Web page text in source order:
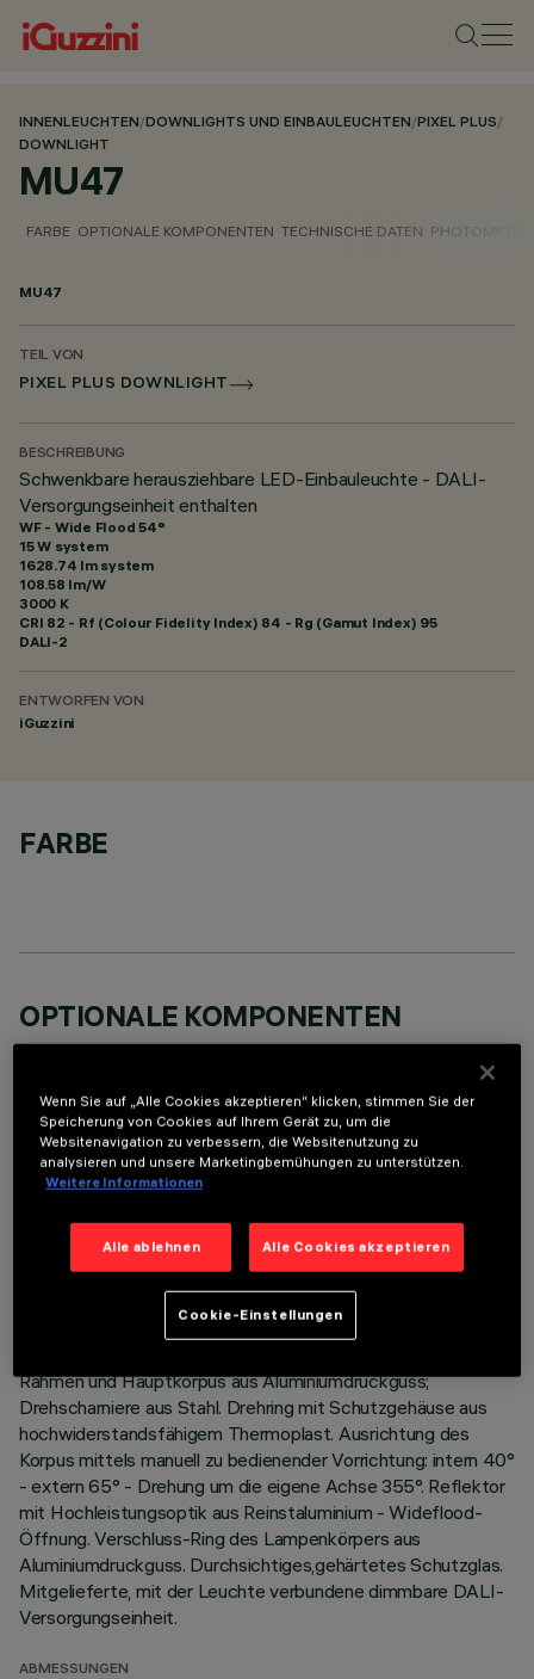
INNENLEUCHTEN/DOWNLIGHTS UND EINBAULEUCHTEN/PIXEL PLUS/
DOWNLIGHT
MU47
FARBE OPTIONALE KOMPONENTEN TECHNISCHE DATEN
MU47
TEIL VON
PIXEL PLUS DOWNLIGHT
BESCHREIBUNG
Schwenkbare herausziehbare LED-Einbauleuchte - DALI-
Versorgungseinheit enthalten
WF - Wide Flood 54°
15 W system
1628.74 lm system
108.58 lm/W
3000 K
CRI 82 - Rf (Colour Fidelity Index) 84 - Rg (Gamut Index) 95
DALI-2
ENTWORFEN VON
iGuzzini
FARBE
OPTIONALE KOMPONENTEN
TECHNISCHE DATEN
LETZTES UPDATE: 05.08.2026
Einbau-Leuchte mit schwenkbarer, herausziehbarer LED-
Rahmen und Hauptkorpus aus Aluminiumdruckguss;
Drehscharniere aus Stahl. Drehring mit Schutzgehäuse aus
hochwiderstandsfähigem Thermoplast. Ausrichtung des
Korpus mittels manuell zu bedienender Vorrichtung: intern 40°
- extern 65° - Drehung um die eigene Achse 355°. Reflektor
mit Hochleistungsoptik aus Reinstaluminium - Wideflood-
Öffnung. Verschluss-Ring des Lampenkörpers aus
Aluminiumdruckguss. Durchsichtiges,gehärtetes Schutzglas.
Mitgelieferte, mit der Leuchte verbundene dimmbare DALI-
Versorgungseinheit.
ABMESSUNGEN
Wenn Sie auf „Alle Cookies akzeptieren“ klicken, stimmen Sie der
Speicherung von Cookies auf Ihrem Gerät zu, um die
Websitenavigation zu verbessern, die Websitenutzung zu
analysieren und unsere Marketingbemühungen zu unterstützen.
Weitere Informationen
Alle ablehnen Alle Cookies akzeptieren
Cookie-Einstellungen